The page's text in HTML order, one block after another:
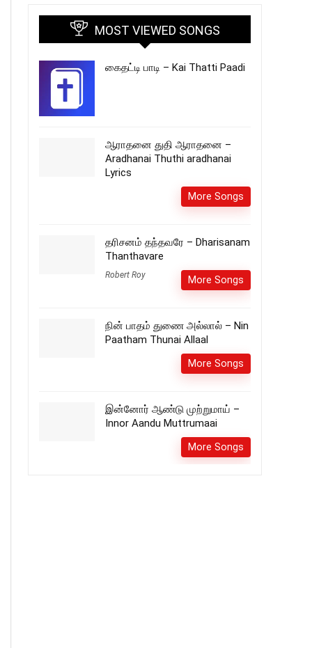
MOST VIEWED SONGS
கைதட்டி பாடி – Kai Thatti Paadi
ஆராதனை துதி ஆராதனை –
Aradhanai Thuthi aradhanai
Lyrics
More Songs
தரிசனம் தந்தவரே – Dharisanam
Thanthavare
Robert Roy More Songs
நின் பாதம் துணை அல்லால் – Nin
Paatham Thunai Allaal
More Songs
இன்னோர் ஆண்டு முற்றுமாய் –
Innor Aandu Muttrumaai
More Songs